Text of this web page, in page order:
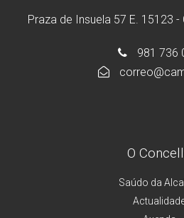
Praza de Insuela 57 E. 15123 -
981 736
O
Saúdo da